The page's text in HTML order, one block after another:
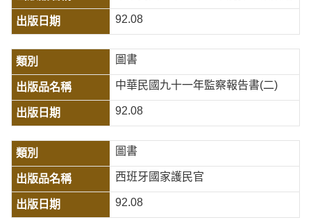
92.08
圖書
中華民國九十一年監察報告書(二)
92.08
圖書
西班牙國家護民官
92.08